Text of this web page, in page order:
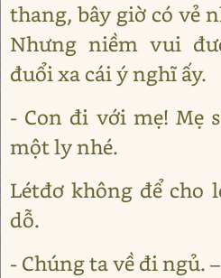
thang, bây giờ có vẻ
Nhưng niềm vui
đuổi xa cái ý nghĩ ấy.
- Con đi với mẹ! Mẹ
một ly nhé.
Létđơ không để cho
dỗ.
- Chúng ta về đi ngủ.